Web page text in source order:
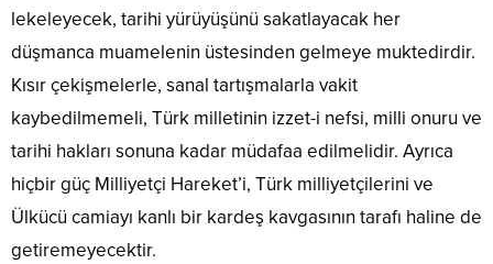
lekeleyecek, tarihi yürüyüşünü sakatlayacak her
düşmanca muamelenin üstesinden gelmeye muktedirdir.
Kısır çekişmelerle, sanal tartışmalarla vakit
kaybedilmemeli, Türk milletinin izzet-i nefsi, milli onuru ve
tarihi hakları sonuna kadar müdafaa edilmelidir. Ayrıca
hiçbir güç Milliyetçi Hareket’i, Türk milliyetçilerini ve
Ülkücü camiayı kanlı bir kardeş kavgasının tarafı haline de
getiremeyecektir.